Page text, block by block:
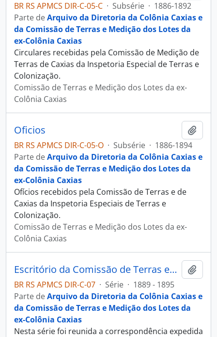
BR RS APMCS DIR-C-05-C · Subsérie · 1886-1892
Parte deArquivo da Diretoria da Colônia Caxias e
da Comissão de Terras e Medição dos Lotes da
ex-Colônia Caxias
Circulares recebidas pela Comissão de Medição de
Terras de Caxias da Inspetoria Especial de Terras e
Colonização.
Comissão de Terras e Medição dos Lotes da ex-
Colônia Caxias
Oficios
BR RS APMCS DIR-C-05-O · Subsérie · 1886-1894
Parte deArquivo da Diretoria da Colônia Caxias e
da Comissão de Terras e Medição dos Lotes da
ex-Colônia Caxias
Ofícios recebidos pela Comissão de Terras e de
Caxias da Inspetoria Especiais de Terras e
Colonização.
Comissão de Terras e Medição dos Lotes da ex-
Colônia Caxias
Escritório da Comissão de Terras em Alfredo Chaves
BR RS APMCS DIR-C-07 · Série · 1889 - 1895
Parte deArquivo da Diretoria da Colônia Caxias e
da Comissão de Terras e Medição dos Lotes da
ex-Colônia Caxias
Nesta série foi reunida a correspondência expedida